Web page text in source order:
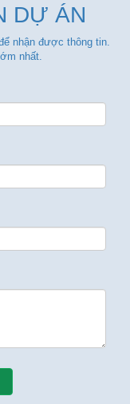
DỰ ÁN
nhận được thông tin.
nhất.